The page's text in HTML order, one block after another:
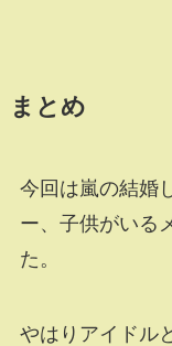
まとめ
今回は嵐の結婚
ー、子供がいる
た。
やはりアイドル